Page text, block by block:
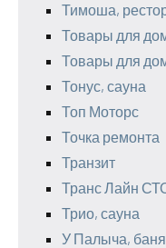
Тимоша,
Товары для
Товары для
Тонус, сауна
Топ Моторс
Точка ремонта
Транзит
Транс Лайн
Трио, сауна
У Палыча, баня